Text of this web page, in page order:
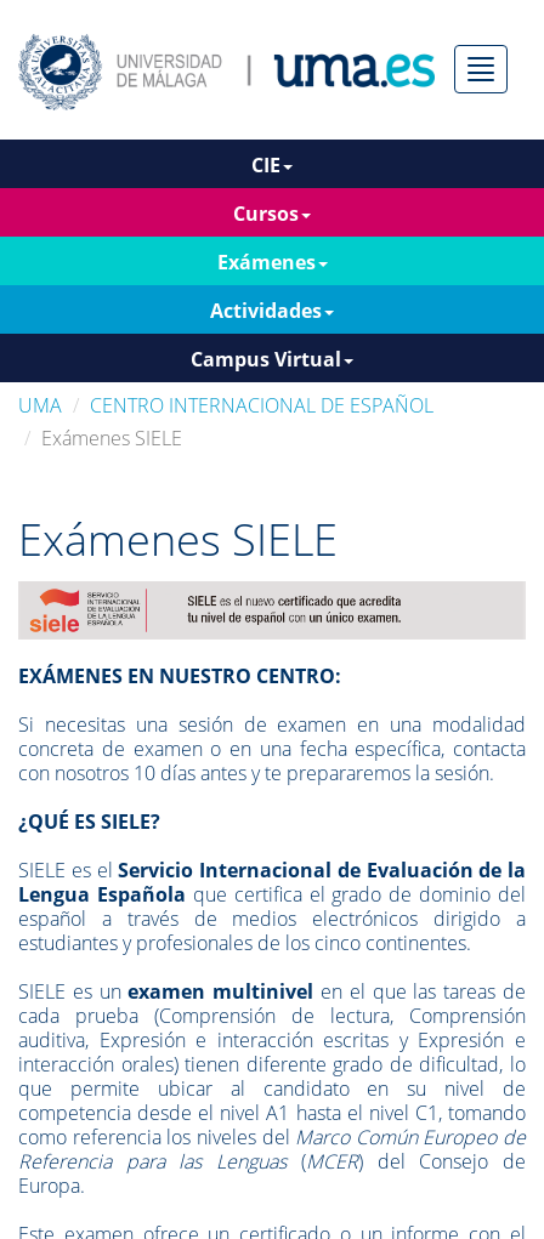
Menú
CIE
Cursos
Exámenes
Actividades
Campus Virtual
UMA
CENTRO INTERNACIONAL DE ESPAÑOL
Exámenes SIELE
Exámenes SIELE
EXÁMENES EN NUESTRO CENTRO:
Si necesitas una sesión de examen en una modalidad
concreta de examen o en una fecha específica, contacta
con nosotros 10 días antes y te prepararemos la sesión.
¿QUÉ ES SIELE?
SIELE es elServicio Internacional de Evaluación de la
Lengua Española que certifica el grado de dominio del
español a través de medios electrónicos dirigido a
estudiantes y profesionales de los cinco continentes.
SIELE es unexamen multinivel en el que las tareas de
cada prueba (Comprensión de lectura, Comprensión
auditiva, Expresión e interacción escritas y Expresión e
interacción orales) tienen diferente grado de dificultad, lo
que permite ubicar al candidato en su nivel de
competencia desde el nivel A1 hasta el nivel C1, tomando
como referencia los niveles del Marco Común Europeo de
Referencia para las Lenguas(MCER) del Consejo de
Europa.